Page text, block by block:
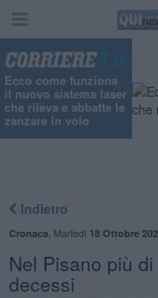
Ecco come funziona
il nuovo sistema laser
che rileva e abbatte le
zanzare in volo
Indietro
Cronaca Martedì 18 Ottobre
Nel Pisano più
decessi